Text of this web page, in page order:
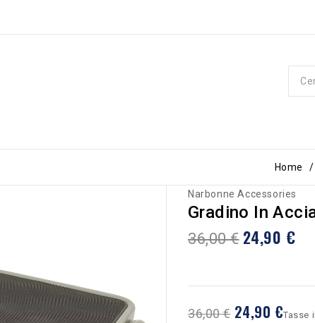
Home
Narbonne Accessories
Gradino In
36,00 € 24,90 €
36,00 € 24,90 €Tasse